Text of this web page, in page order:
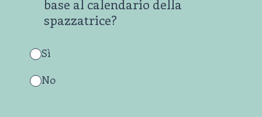
base al calendario della
spazzatrice?
Sì
No